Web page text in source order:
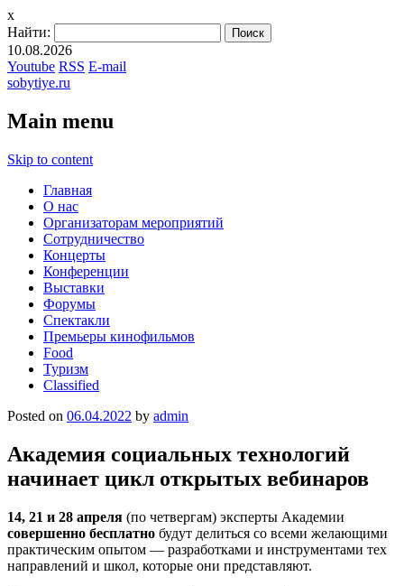
x
Найти:
10.08.2026
Youtube RSS E-mail
sobytiye.ru
Main menu
Skip to content
Главная
О нас
Организаторам мероприятий
Сотрудничество
Концерты
Конференции
Выставки
Форумы
Спектакли
Премьеры кинофильмов
Food
Туризм
Сlassified
Posted on 06.04.2022 by admin
Академия социальных технологий
начинает цикл открытых вебинаров
14, 21 и 28 апреля (по четвергам) эксперты Академии
совершенно бесплатно будут делиться со всеми желающими
практическим опытом — разработками и инструментами тех
направлений и школ, которые они представляют.